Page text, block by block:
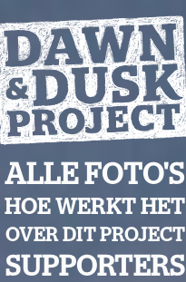
ALLE FOTO'S
HOE WERKT HET
OVER DIT PROJECT
SUPPORTERS